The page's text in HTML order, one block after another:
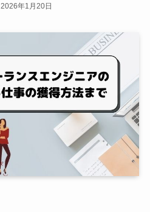
2026年1月20日